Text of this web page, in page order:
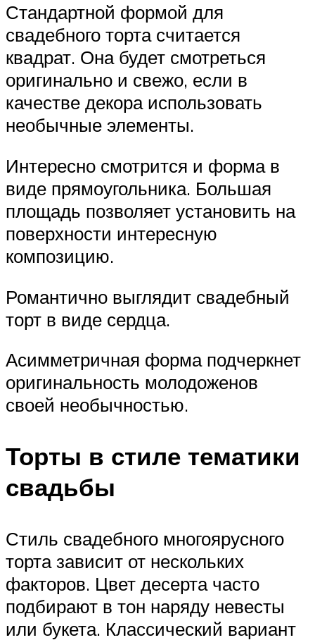
Стандартной формой для
свадебного торта считается
квадрат. Она будет смотреться
оригинально и свежо, если в
качестве декора использовать
необычные элементы.
Интересно смотрится и форма в
виде прямоугольника. Большая
площадь позволяет установить на
поверхности интересную
композицию.
Романтично выглядит свадебный
торт в виде сердца.
Асимметричная форма подчеркнет
оригинальность молодоженов
своей необычностью.
Торты в стиле тематики
свадьбы
Стиль свадебного многоярусного
торта зависит от нескольких
факторов. Цвет десерта часто
подбирают в тон наряду невесты
или букета. Классический вариант